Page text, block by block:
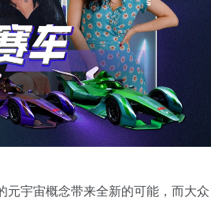
宇宙概念带来全新的可能，而大众